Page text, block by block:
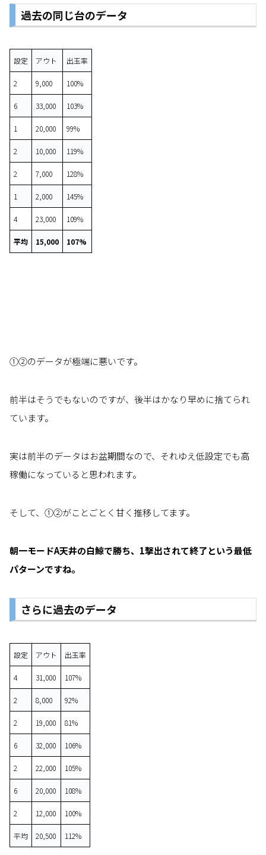
過去の同じ台のデータ
設定 アウト 出玉率
2 9,000 100%
6 33,000 103%
1 20,000 99%
2 10,000 119%
2 7,000 128%
1 2,000 145%
4 23,000 109%
平均 15,000 107%
①②のデータが極端に悪いです。
前半はそうでもないのですが、後半はかなり早めに捨てられ
ています。
実は前半のデータはお盆期間なので、それゆえ低設定でも高
稼働になっていると思われます。
そして、①②がことごとく甘く推移してます。
朝一モードA天井の白鯨で勝ち、1撃出されて終了という最低
パターンですね。
さらに過去のデータ
設定 アウト 出玉率
4 31,000 107%
2 8,000 92%
2 19,000 81%
6 32,000 106%
2 22,000 105%
6 20,000 108%
2 12,000 100%
平均 20,500 112%